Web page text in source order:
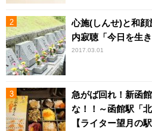
心施(しんせ)と和
内寂聴「今日を生
2017.03.01
急がば回れ！新函
な！！～函館駅「
【ライター望月の